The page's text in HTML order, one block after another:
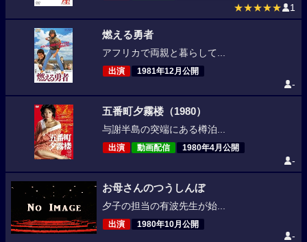
★★★★★ 1
燃える勇者
アフリカで両親と暮らして...
出演 1981年12月公開
-
五番町夕霧楼（1980）
与謝半島の突端にある樽泊...
出演 動画配信 1980年4月公開
-
お母さんのつうしんぼ
夕子の担当の有波先生が始...
出演 1980年10月公開
-